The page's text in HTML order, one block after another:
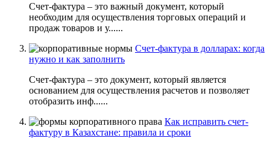
Счет-фактура – это важный документ, который
необходим для осуществления торговых операций и
продаж товаров и у......
Счет-фактура в долларах: когда
нужно и как заполнить
Счет-фактура – это документ, который является
основанием для осуществления расчетов и позволяет
отобразить инф......
Как исправить счет-
фактуру в Казахстане: правила и сроки